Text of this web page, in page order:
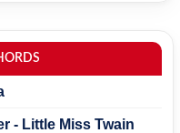
- Little Miss Twain